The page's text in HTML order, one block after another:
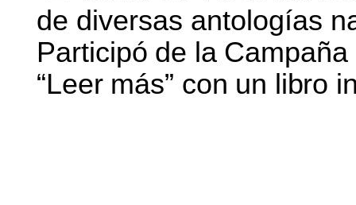
de diversas antologías
Participó de la Campaña
“Leer más” con un libro